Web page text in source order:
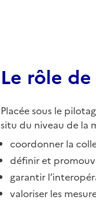
Le rôle de
Placée sous le
situ du niveau de la
coordonner la
définir et
garantir
valoriser les